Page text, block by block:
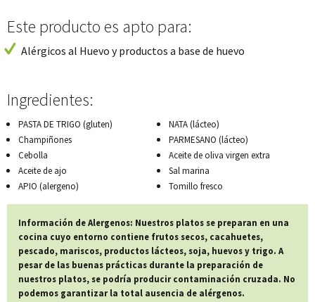
Este producto es apto para:
Alérgicos al Huevo y productos a base de huevo
Ingredientes:
PASTA DE TRIGO (gluten)
Champiñones
Cebolla
Aceite de ajo
APIO (alergeno)
NATA (lácteo)
PARMESANO (lácteo)
Aceite de oliva virgen extra
Sal marina
Tomillo fresco
Información de Alergenos: Nuestros platos se preparan en una
cocina cuyo entorno contiene frutos secos, cacahuetes,
pescado, mariscos, productos lácteos, soja, huevos y trigo. A
pesar de las buenas prácticas durante la preparación de
nuestros platos, se podría producir contaminación cruzada. No
podemos garantizar la total ausencia de alérgenos.